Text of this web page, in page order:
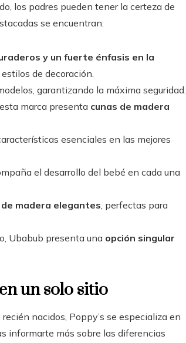
los padres pueden tener la certeza de
se encuentran:
y un fuerte énfasis en la
de decoración.
garantizando la máxima seguridad.
marca presenta cunas de madera
esenciales en las mejores
el desarrollo del bebé en cada una
de madera elegantes, perfectas para
Ubabub presenta una opción singular
un solo sitio
nacidos, Poppy’s se especializa en
informarte más sobre las diferencias